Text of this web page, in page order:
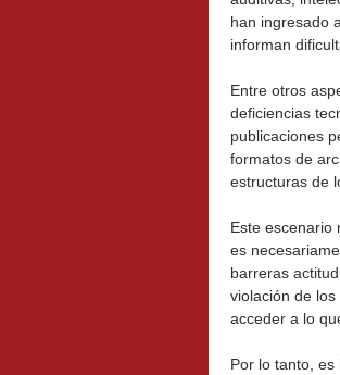
han ingresado
informan
Entre otros
deficiencias
publicaciones
formatos de
estructuras de
Este escenario
es
barreras
violación de
acceder a lo
Por lo tanto,